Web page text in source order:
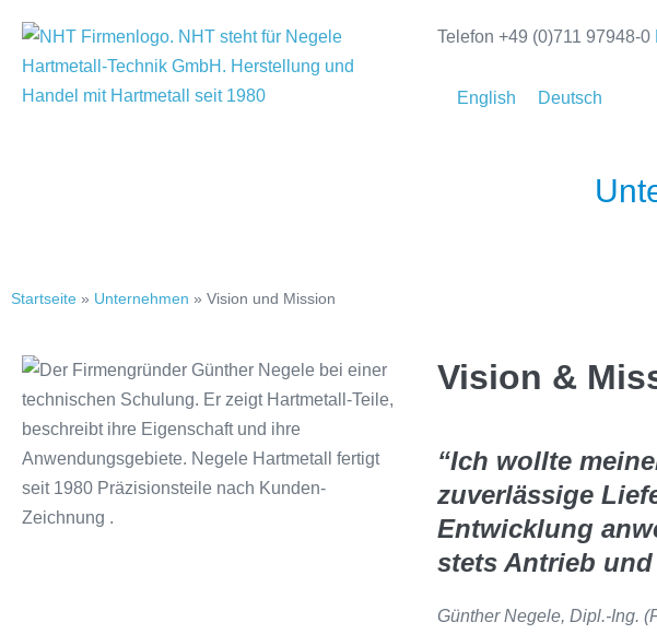
Telefon +49 (0)711 97948-0
English Deutsch
Startseite » Unternehmen » Vision und Mission
Vision &
“Ich wollte
zuverlässige
Entwicklung
stets Antrieb und
Günther Negele, Dipl.-Ing.